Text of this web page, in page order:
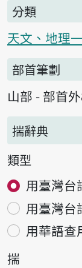
分類
天文、地理
部首筆劃
山部 - 部首
揣辭典
類型
用臺灣台
用臺灣台
用華語查
揣